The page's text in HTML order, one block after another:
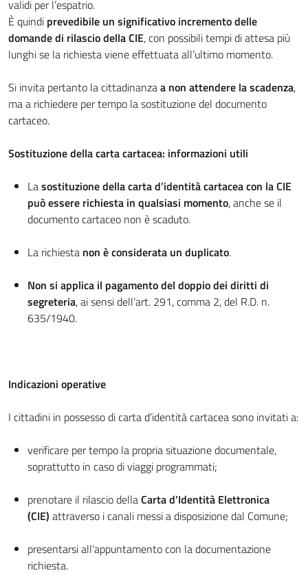
validi per l’espatrio.
È quindi prevedibile un significativo incremento delle
domande di rilascio della CIE, con possibili tempi di attesa più
lunghi se la richiesta viene effettuata all’ultimo momento.
Si invita pertanto la cittadinanzaa non attendere la scadenza,
ma a richiedere per tempo la sostituzione del documento
cartaceo.
Sostituzione della carta cartacea: informazioni utili
Lasostituzione della carta d’identità cartacea con la CIE
può essere richiesta in qualsiasi momento, anche se il
documento cartaceo non è scaduto.
La richiesta non è considerata un duplicato.
Non si applica il pagamento del doppio dei diritti di
segreteria, ai sensi dell’art. 291, comma 2, del R.D. n.
635/1940.
Indicazioni operative
I cittadini in possesso di carta d’identità cartacea sono invitati a:
verificare per tempo la propria situazione documentale,
soprattutto in caso di viaggi programmati;
prenotare il rilascio dellaCarta d’Identità Elettronica
(CIE) attraverso i canali messi a disposizione dal Comune;
presentarsi all’appuntamento con la documentazione
richiesta.